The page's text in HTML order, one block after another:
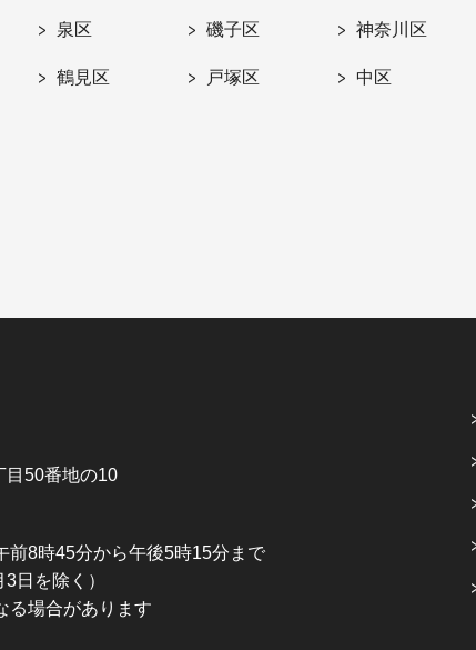
泉区 磯子区 神奈川区
鶴見区 戸塚区 中区
目50番地の10
前8時45分から午後5時15分まで
日を除く）
る場合があります